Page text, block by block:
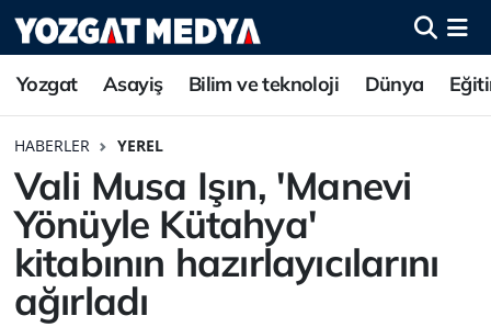
Yozgat Asayiş Bilim ve teknoloji Dünya
HABERLER YEREL
Vali Musa Işın, 'Manevi
Yönüyle Kütahya'
kitabının hazırlayıcılarını
ağırladı